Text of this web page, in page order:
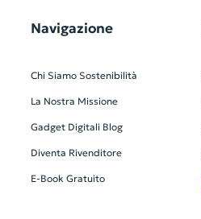
Navigazione
Chi Siamo Sostenibilità
La Nostra Missione
Gadget Digitali Blog
Diventa Rivenditore
E-Book Gratuito